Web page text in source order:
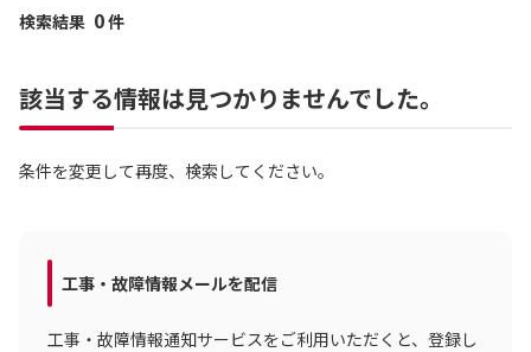
検索結果 0件
該当する情報は見つかりませんでした。
条件を変更して再度、検索してください。
工事・故障情報メールを配信
工事・故障情報通知サービスをご利用いただくと、登録し